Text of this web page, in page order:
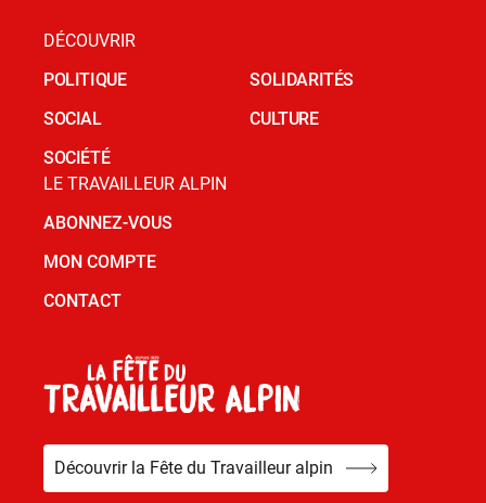
DÉCOUVRIR
POLITIQUE
SOCIAL
SOCIÉTÉ
SOLIDARITÉS
CULTURE
LE TRAVAILLEUR ALPIN
ABONNEZ-VOUS
MON COMPTE
CONTACT
Découvrir la Fête du Travailleur alpin